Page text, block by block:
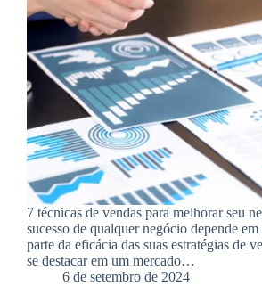
7 técnicas de vendas para melhorar seu
sucesso de qualquer negócio depende em
parte da eficácia das suas estratégias de
se destacar em um mercado…
6 de setembro de 2024